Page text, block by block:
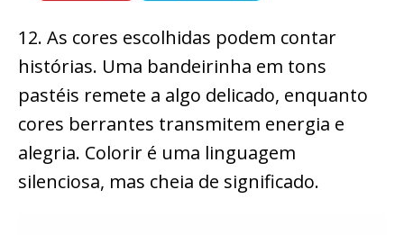
12. As cores escolhidas podem contar
histórias. Uma bandeirinha em tons
pastéis remete a algo delicado, enquanto
cores berrantes transmitem energia e
alegria. Colorir é uma linguagem
silenciosa, mas cheia de significado.